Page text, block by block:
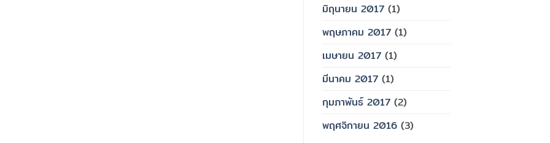
มิถุนายน 2017 (1)
พฤษภาคม 2017 (1)
เมษายน 2017 (1)
มีนาคม 2017 (1)
กุมภาพันธ์ 2017 (2)
พฤศจิกายน 2016 (3)